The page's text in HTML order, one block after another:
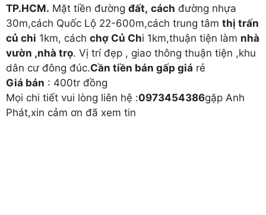
TP.HCM. Mặt tiền đường đất, cách đường nhựa
30m,cách Quốc Lộ 22-600m,cách trung tâm thị trấn
củ chi 1km, cách chợ Củ Chi 1km,thuận tiện làm nhà
vườn ,nhà trọ. Vị trí đẹp , giao thông thuận tiện ,khu
dân cư đông đúc.Cần tiền bán gấp giá rẻ
Giá bán : 400tr đồng
Mọi chi tiết vui lòng liên hệ :0973454386gặp Anh
Phát,xin cảm ơn đã xem tin